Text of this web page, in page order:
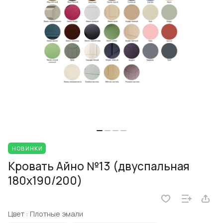
НОВИНКИ
Кровать Айно №13 (двуспальная
180x190/200)
Цвет : Плотные эмали